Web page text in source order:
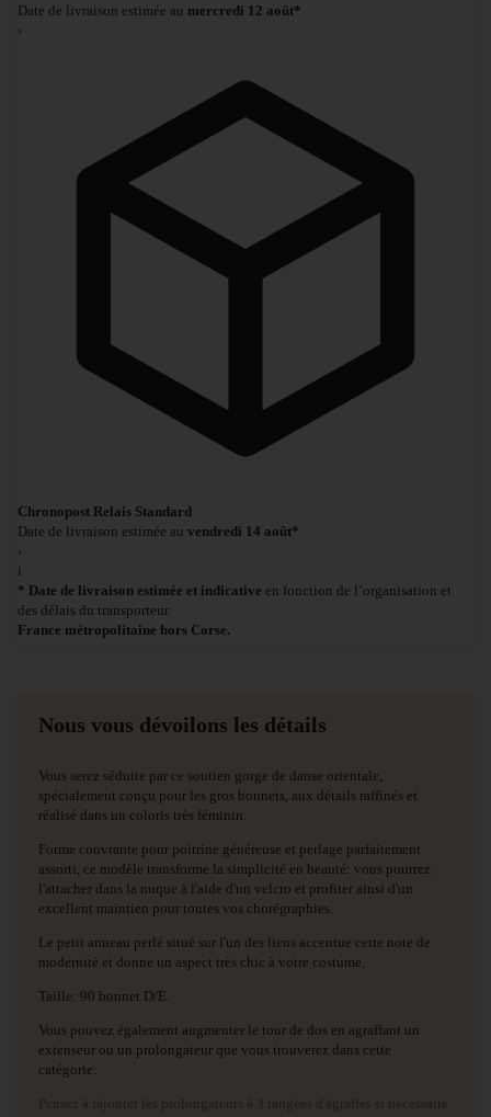
Date de livraison estimée au mercredi 12 août*
›
Chronopost Relais Standard
Date de livraison estimée au vendredi 14 août*
›
i
* Date de livraison estimée et indicative en fonction de l’organisation et
des délais du transporteur.
France métropolitaine hors Corse.
Nous vous dévoilons les détails
Vous serez séduite par ce soutien gorge de danse orientale,
spécialement conçu pour les gros bonnets, aux détails raffinés et
réalisé dans un coloris très féminin.
Forme couvrante pour poitrine généreuse et perlage parfaitement
assorti, ce modèle transforme la simplicité en beauté: vous pourrez
l'attacher dans la nuque à l'aide d'un velcro et profiter ainsi d'un
excellent maintien pour toutes vos chorégraphies.
Le petit anneau perlé situé sur l'un des liens accentue cette note de
modernité et donne un aspect très chic à votre costume.
Taille: 90 bonnet D/E.
Vous pouvez également augmenter le tour de dos en agraffant un
extenseur ou un prolongateur que vous trouverez dans cette
catégorie:
Pensez à rajouter les prolongateurs à 3 rangées d'agraffes si necessaire